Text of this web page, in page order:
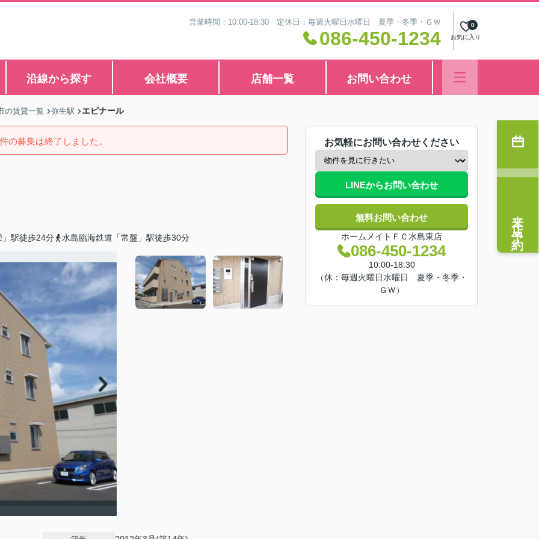
営業時間：10:00-18:30 定休日：毎週火曜日水曜日 夏季・冬季・ＧＷ
086-450-1234 お気に入り
0
沿線から探す 会社概要 店舗一覧 お問い合わせ
の賃貸一覧 弥生駅 エピナール
の募集は終了しました。
駅徒歩24分 水島臨海鉄道「常盤」駅徒歩30分
お気軽にお問い合わせください
LINEからお問い合わせ
無料お問い合わせ
ホームメイトＦＣ水島東店
086-450-1234
10:00-18:30
（休：毎週火曜日水曜日 夏季・冬季・
ＧＷ）
来店予約